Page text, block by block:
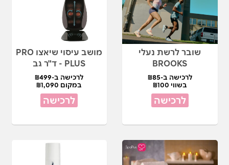
שובר לרשת נעלי
BROOKS
לרכישה ב-₪85
בשווי ₪100
לרכישה
מושב עיסוי שיאצו PRO
PLUS - ד"ר גב
לרכישה ב-₪499
במקום ₪1,090
לרכישה